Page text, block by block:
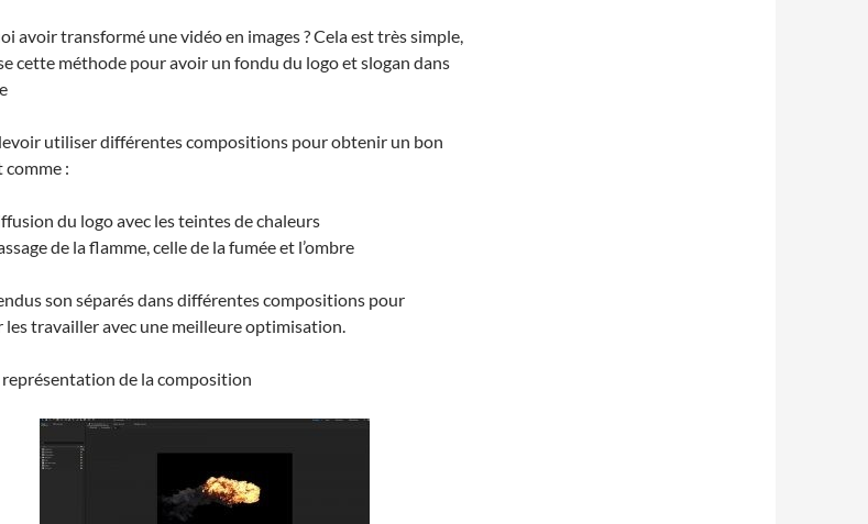
avoir transformé une vidéo en images ? Cela est très simple,
cette méthode pour avoir un fondu du logo et slogan dans
utiliser différentes compositions pour obtenir un bon
:
du logo avec les teintes de chaleurs
de la flamme, celle de la fumée et l’ombre
son séparés dans différentes compositions pour
les travailler avec une meilleure optimisation.
de la composition